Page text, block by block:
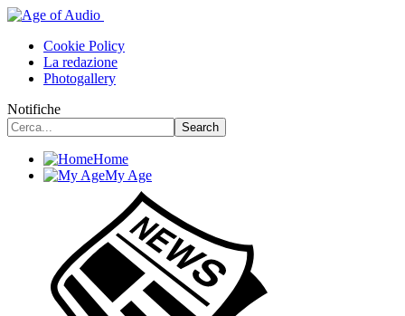
Cookie Policy
La redazione
Photogallery
Notifiche
Home
My Age